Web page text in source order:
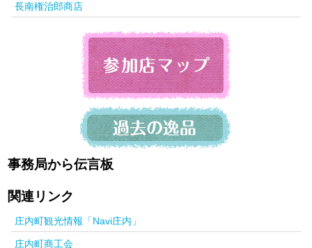
長南権治郎商店
事務局から伝言板
関連リンク
庄内町観光情報「Navi庄内」
庄内町商工会